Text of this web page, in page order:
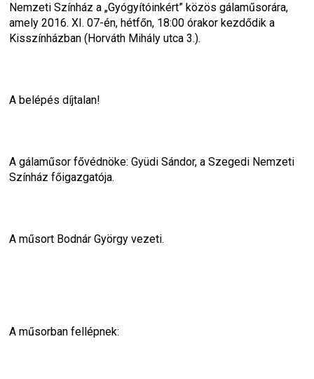
Nemzeti Színház a „Gyógyítóinkért” közös gálaműsorára,
amely 2016. XI. 07-én, hétfőn, 18:00 órakor kezdődik a
Kisszínházban (Horváth Mihály utca 3.).
A belépés díjtalan!
A gálaműsor fővédnöke: Gyüdi Sándor, a Szegedi Nemzeti
Színház főigazgatója.
A műsort Bodnár György vezeti.
A műsorban fellépnek: